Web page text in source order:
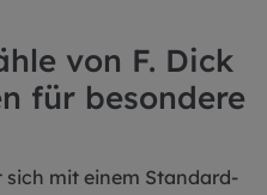
von F. Dick
für besondere
mit einem Standard-